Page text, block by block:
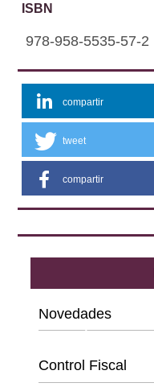
ISBN
978-958-5535-57-2
compartir
tweet
compartir
Novedades
Categorías
Control Fiscal